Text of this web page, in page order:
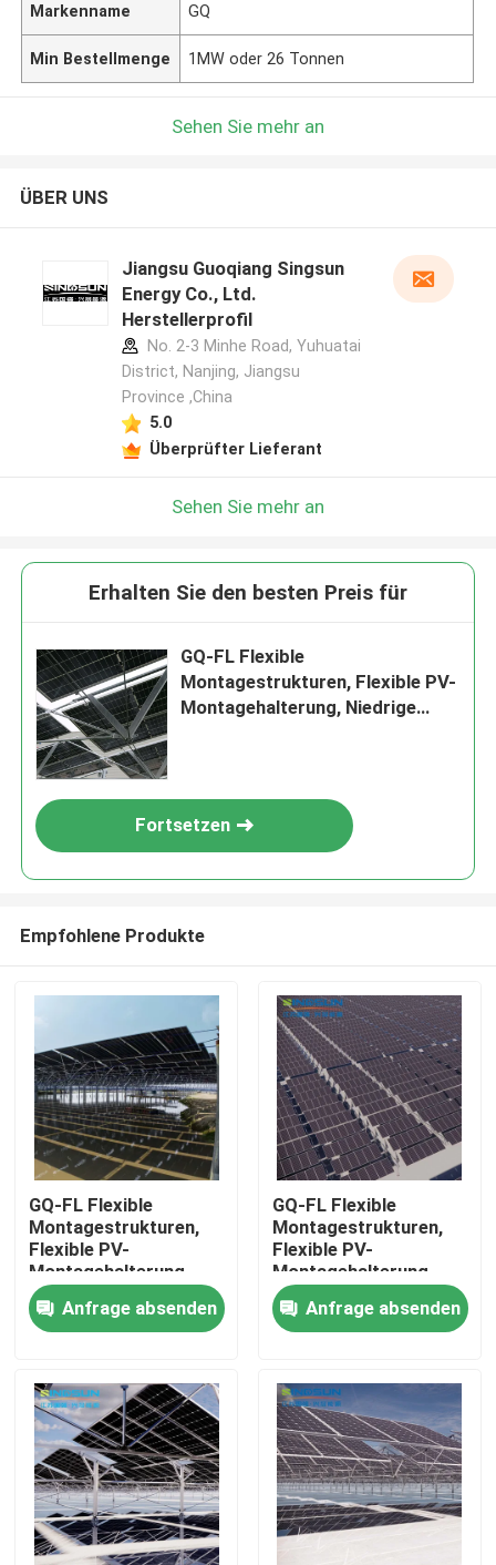
Haus
Produkte
Videos
Markenname GQ
Min Bestellmenge 1MW oder 26 Tonnen
Sehen Sie mehr an
ÜBER UNS
Jiangsu Guoqiang Singsun
Energy Co., Ltd.
Herstellerprofil
No. 2-3 Minhe Road, Yuhuatai
District, Nanjing, Jiangsu
Province ,China
5.0
Überprüfter Lieferant
Sehen Sie mehr an
Erhalten Sie den besten Preis für
GQ-FL Flexible
Montagestrukturen, Flexible PV-
Montagehalterung, Niedrige
Fortsetzen
Empfohlene Produkte
GQ-FL Flexible
Montagestrukturen,
Flexible PV-
Montagehalterung,
Niedrige Kosten,
Starker
Windwiderstand,
Anfrage absenden
GQ-FL Flexible
Montagestrukturen,
Flexible PV-
Montagehalterung,
Niedrige Kosten,
Starker
Windwiderstand,
Anfrage absenden